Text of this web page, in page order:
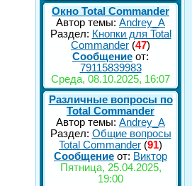
Окно Total Commander
Автор темы: Andrey_A
Раздел: Кнопки для Total
Commander (47)
Сообщение от:
79115839983
Среда, 08.10.2025, 16:07
Различные вопросы по
Total Commander
Автор темы: Andrey_A
Раздел: Общие вопросы
Total Commander (91)
Сообщение от: Виктор
Пятница, 25.04.2025,
19:00